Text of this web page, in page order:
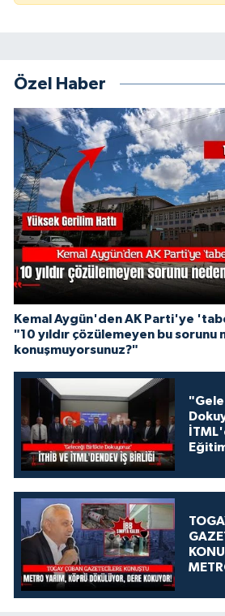
Özel Haber
Kemal Aygün'den AK Parti'ye
"10 yıldır çözülemeyen bu sorunu
konuşmuyorsunuz?"